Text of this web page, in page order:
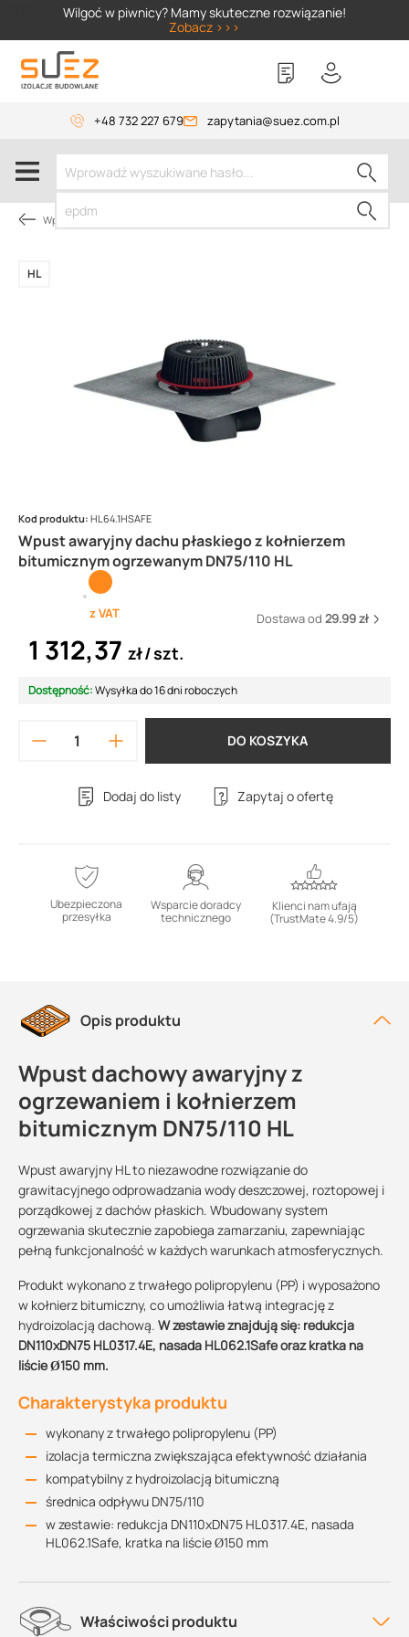
Wilgoć w piwnicy? Mamy skuteczne rozwiązanie!
Zobacz >>>
+48 732 227 679 zapytania@suez.com.pl
Wpusty i akcesoria
Wpust awaryjny dachu płaskiego z kołnierzem
bitumicznym ogrzewanym DN75/110 HL
HL
Kod produktu: HL64.1HSAFE
z VAT Dostawa od 29.99 zł
1 312,37 zł szt.
Dostępność:Wysyłka do 16 dni roboczych
DO KOSZYKA
Dodaj do listy Zapytaj o ofertę
Ubezpieczona
przesyłka
Wsparcie doradcy
technicznego
Klienci nam ufają
(TrustMate 4.9/5)
Opis produktu
Wpust dachowy awaryjny z
ogrzewaniem i kołnierzem
bitumicznym DN75/110 HL
Wpust awaryjny HL to niezawodne rozwiązanie do
grawitacyjnego odprowadzania wody deszczowej, roztopowej i
porządkowej z dachów płaskich. Wbudowany system
ogrzewania skutecznie zapobiega zamarzaniu, zapewniając
pełną funkcjonalność w każdych warunkach atmosferycznych.
Produkt wykonano z trwałego polipropylenu (PP) i wyposażono
w kołnierz bitumiczny, co umożliwia łatwą integrację z
hydroizolacją dachową. W zestawie znajdują się: redukcja
DN110xDN75 HL0317.4E, nasada HL062.1Safe oraz kratka na
liście Ø150 mm.
Charakterystyka produktu
wykonany z trwałego polipropylenu (PP)
izolacja termiczna zwiększająca efektywność działania
kompatybilny z hydroizolacją bitumiczną
średnica odpływu DN75/110
w zestawie: redukcja DN110xDN75 HL0317.4E, nasada
HL062.1Safe, kratka na liście Ø150 mm
Właściwości produktu